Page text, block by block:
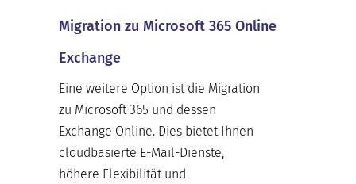
Migration zu Microsoft 365 Online
Exchange
Eine weitere Option ist die Migration
zu Microsoft 365 und dessen
Exchange Online. Dies bietet Ihnen
cloudbasierte E-Mail-Dienste,
höhere Flexibilität und